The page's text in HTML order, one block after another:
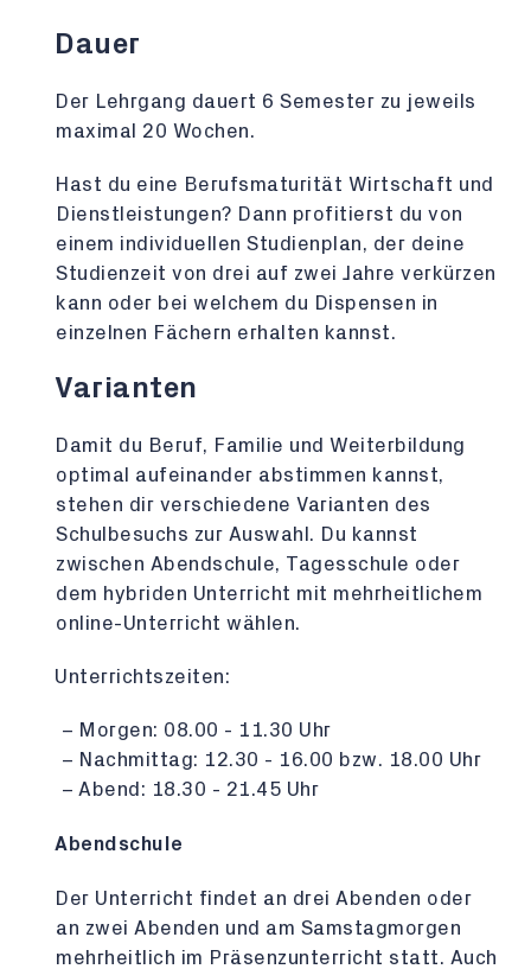
Dauer
Der Lehrgang dauert 6 Semester zu jeweils
maximal 20 Wochen.
Hast du eine Berufsmaturität Wirtschaft und
Dienstleistungen? Dann profitierst du von
einem individuellen Studienplan, der deine
Studienzeit von drei auf zwei Jahre verkürzen
kann oder bei welchem du Dispensen in
einzelnen Fächern erhalten kannst.
Varianten
Damit du Beruf, Familie und Weiterbildung
optimal aufeinander abstimmen kannst,
stehen dir verschiedene Varianten des
Schulbesuchs zur Auswahl. Du kannst
zwischen Abendschule, Tagesschule oder
dem hybriden Unterricht mit mehrheitlichem
online-Unterricht wählen.
Unterrichtszeiten:
Morgen: 08.00 - 11.30 Uhr
Nachmittag: 12.30 - 16.00 bzw. 18.00 Uhr
Abend: 18.30 - 21.45 Uhr
Abendschule
Der Unterricht findet an drei Abenden oder
an zwei Abenden und am Samstagmorgen
mehrheitlich im Präsenzunterricht statt. Auch